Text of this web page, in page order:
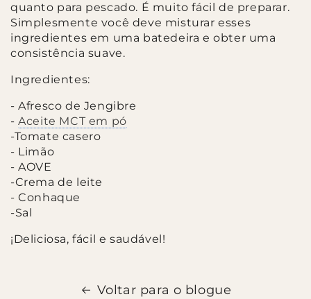
quanto para pescado. É muito fácil de preparar.
Simplesmente você deve misturar esses
ingredientes em uma batedeira e obter uma
consistência suave.
Ingredientes:
- Afresco de Jengibre
-Aceite MCT em pó
-Tomate casero
- Limão
- AOVE
-Crema de leite
- Conhaque
-Sal
¡Deliciosa, fácil e saudável!
Voltar para o blogue